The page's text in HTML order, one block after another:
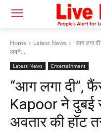
Home Latest News
"आग लगा
अपने...
Latest News Entertainment
“आग लगा दी”,
Kapoor ने दुबई
अवतार की हॉट